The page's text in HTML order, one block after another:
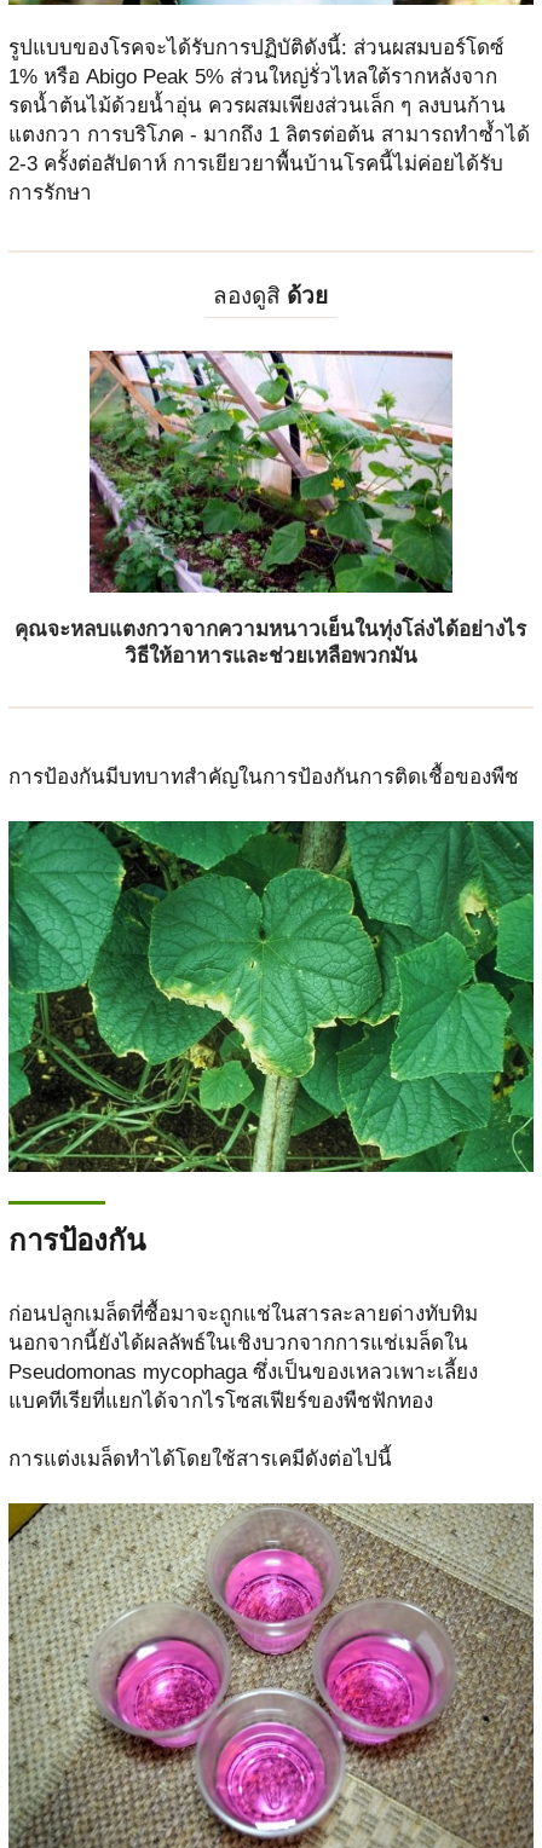
รูปแบบของโรคจะได้รับการปฏิบัติดังนี้: ส่วนผสมบอร์โดซ์
1% หรือ Abigo Peak 5% ส่วนใหญ่รั่วไหลใต้รากหลังจาก
รดน้ำต้นไม้ด้วยน้ำอุ่น ควรผสมเพียงส่วนเล็ก ๆ ลงบนก้าน
แตงกวา การบริโภค - มากถึง 1 ลิตรต่อต้น สามารถทำซ้ำได้
2-3 ครั้งต่อสัปดาห์ การเยียวยาพื้นบ้านโรคนี้ไม่ค่อยได้รับ
การรักษา
ลองดูสิ ด้วย
คุณจะหลบแตงกวาจากความหนาวเย็นในทุ่งโล่งได้อย่างไร
วิธีให้อาหารและช่วยเหลือพวกมัน
การป้องกันมีบทบาทสำคัญในการป้องกันการติดเชื้อของพืช
การป้องกัน
ก่อนปลูกเมล็ดที่ซื้อมาจะถูกแช่ในสารละลายด่างทับทิม
นอกจากนี้ยังได้ผลลัพธ์ในเชิงบวกจากการแช่เมล็ดใน
Pseudomonas mycophaga ซึ่งเป็นของเหลวเพาะเลี้ยง
แบคทีเรียที่แยกได้จากไรโซสเฟียร์ของพืชฟักทอง
การแต่งเมล็ดทำได้โดยใช้สารเคมีดังต่อไปนี้